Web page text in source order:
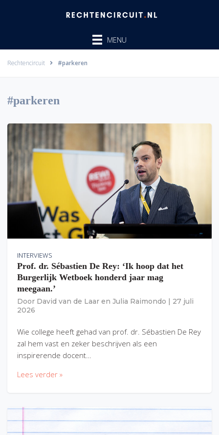
MENU
Rechtencircuit #parkeren
#parkeren
INTERVIEWS
Prof. dr. Sébastien De Rey: ‘Ik hoop dat het
Burgerlijk Wetboek honderd jaar mag
meegaan.’
Door David van de Laar en Julia Raimondo
27 juli
2026
Wie college heeft gehad van prof. dr. Sébastien De Rey
zal hem vast en zeker beschrijven als een
inspirerende docent…
Lees verder »